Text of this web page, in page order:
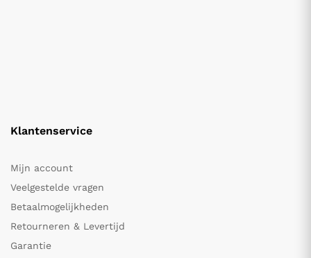
Klantenservice
Mijn account
Veelgestelde vragen
Betaalmogelijkheden
Retourneren & Levertijd
Garantie